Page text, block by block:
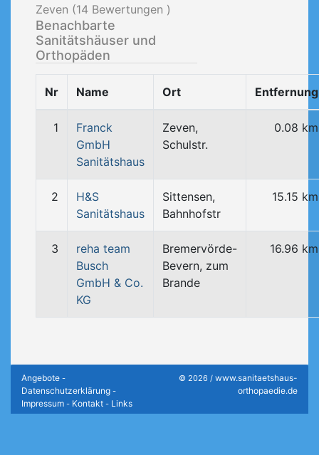
Zeven (14 Bewertungen )
Benachbarte
Sanitätshäuser und
Orthopäden
Nr Name Ort Entfernung
1
Franck
GmbH
Sanitätshaus
Zeven,
Schulstr.
0.08 km
2
H&S
Sanitätshaus
Sittensen,
Bahnhofstr
15.15 km
3
reha team
Busch
GmbH & Co.
KG
Bremervörde-
Bevern, zum
Brande
16.96 km
Angebote -
Datenschutzerklärung -
Impressum - Kontakt - Links
© 2026 / www.sanitaetshaus-
orthopaedie.de